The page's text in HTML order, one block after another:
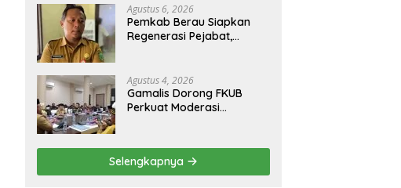
Agustus 6, 2026
Pemkab Berau Siapkan
Regenerasi Pejabat,
Agustus 4, 2026
Gamalis Dorong FKUB
Perkuat Moderasi
Persatuan
Selengkapnya